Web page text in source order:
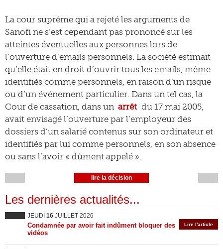
La cour suprême qui a rejeté les arguments de
Sanofi ne s’est cependant pas prononcé sur les
atteintes éventuelles aux personnes lors de
l’ouverture d’emails personnels. La société estimait
qu’elle était en droit d’ouvrir tous les emails, même
identifiés comme personnels, en raison d’un risque
ou d’un événement particulier. Dans un tel cas, la
Cour de cassation, dans un arrêt du 17 mai 2005,
avait envisagé l’ouverture par l’employeur des
dossiers d’un salarié contenus sur son ordinateur et
identifiés par lui comme personnels, en son absence
ou sans l’avoir « dûment appelé ».
lire la décision
Les dernières actualités...
JEUDI 16 JUILLET 2026
Lire l'article
Condamnée par avoir fait indûment bloquer des
vidéos